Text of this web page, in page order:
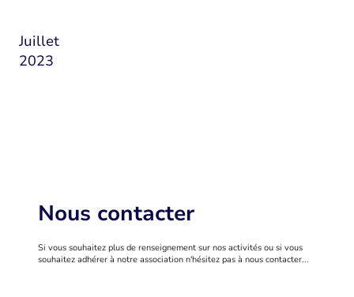
Juillet
2023
Nous contacter
Si vous souhaitez plus de renseignement sur nos activités ou si vous
souhaitez adhérer à notre association n'hésitez pas à nous contacter...